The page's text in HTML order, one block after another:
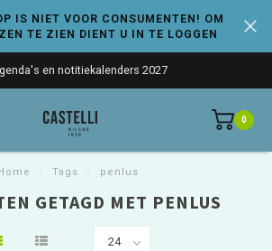
IS NIET VOOR CONSUMENTEN! OM
TE ZIEN DIENT U IN TE LOGGEN
en notitiekalenders 2027
0
Tags penlus
GETAGD MET PENLUS